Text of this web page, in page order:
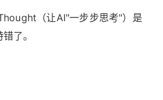
（让AI"一步步思考"）是
了。